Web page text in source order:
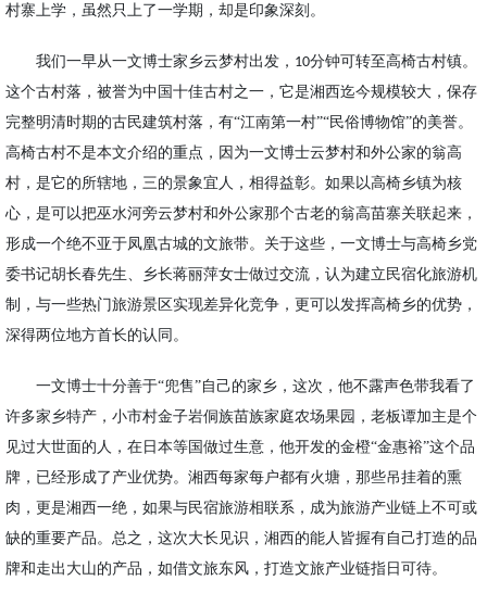
村寨上学，虽然只上了一学期，却是印象深刻。
我们一早从一文博士家乡云梦村出发， 10分钟可转至高椅古村镇。
这个古村落，被誉为中国十佳古村之一，它是湘西迄今规模较大，保存
完整明清时期的古民建筑村落，有“江南第一村”“民俗博物馆”的美誉。
高椅古村不是本文介绍的重点，因为一文博士云梦村和外公家的翁高
村，是它的所辖地，三的景象宜人，相得益彰。如果以高椅乡镇为核
心，是可以把巫水河旁云梦村和外公家那个古老的翁高苗寨关联起来，
形成一个绝不亚于凤凰古城的文旅带。关于这些，一文博士与高椅乡党
委书记胡长春先生、乡长蒋丽萍女士做过交流，认为建立民宿化旅游机
制， 与一些热门旅游景区实现差异化竞争，更可以发挥高椅乡的优势，
深得两位地方首长的认同。
一文博士十分善于“兜售”自己的家乡，这次，他不露声色带我看了
许多家乡特产，小市村金子岩侗族苗族家庭农场果园，老板谭加主是个
见过大世面的人，在日本等国做过生意，他开发的金橙“金惠裕”这个品
牌，已经形成了产业优势。湘西每家每户都有火塘，那些吊挂着的熏
肉，更是湘西一绝，如果与民宿旅游相联系，成为旅游产业链上不可或
缺的重要产品。总之，这次大长见识，湘西的能人皆握有自己打造的品
牌和走出大山的产品，如借文旅东风，打造文旅产业链指日可待。